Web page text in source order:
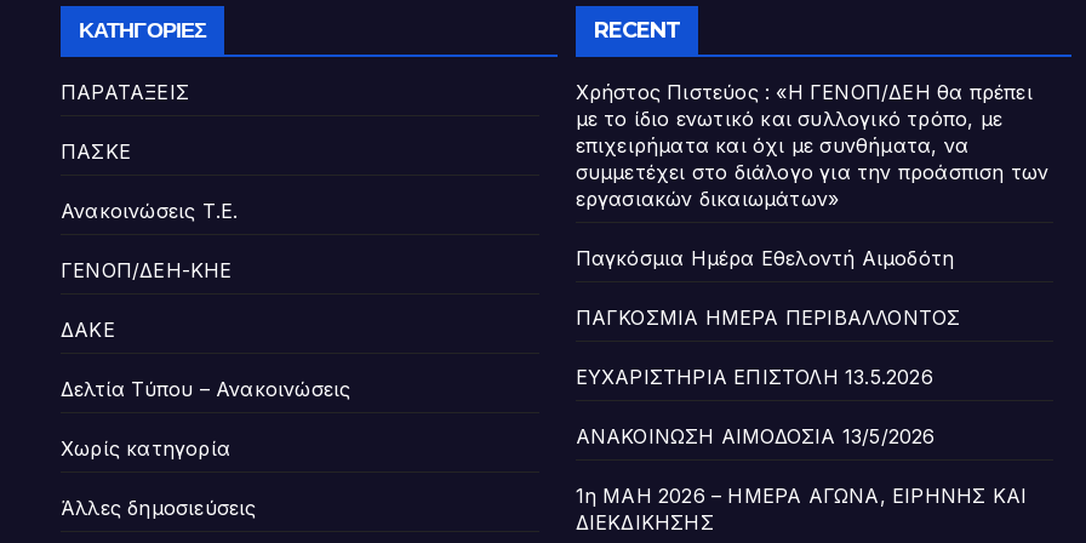
προάσπιση των
εργασιακών
δικαιωμάτων»
ΚΑΤΗΓΟΡΊΕΣ
ΠΑΡΑΤΑΞΕΙΣ
ΠΑΣΚΕ
Ανακοινώσεις Τ.Ε.
ΓΕΝΟΠ/ΔΕΗ-ΚΗΕ
ΔΑΚΕ
Δελτία Τύπου – Ανακοινώσεις
Χωρίς κατηγορία
Άλλες δημοσιεύσεις
RECENT
Χρήστος Πιστεύος : «Η ΓΕΝΟΠ/ΔΕΗ θα πρέπει
με το ίδιο ενωτικό και συλλογικό τρόπο, με
επιχειρήματα και όχι με συνθήματα, να
συμμετέχει στο διάλογο για την προάσπιση των
εργασιακών δικαιωμάτων»
Παγκόσμια Ημέρα Εθελοντή Αιμοδότη
ΠΑΓΚΟΣΜΙΑ ΗΜΕΡΑ ΠΕΡΙΒΑΛΛΟΝΤΟΣ
ΕΥΧΑΡΙΣΤΗΡΙΑ ΕΠΙΣΤΟΛΗ 13.5.2026
ΑΝΑΚΟΙΝΩΣΗ ΑΙΜΟΔΟΣΙΑ 13/5/2026
1η ΜΑΗ 2026 – ΗΜΕΡΑ ΑΓΩΝΑ, ΕΙΡΗΝΗΣ ΚΑΙ
ΔΙΕΚΔΙΚΗΣΗΣ